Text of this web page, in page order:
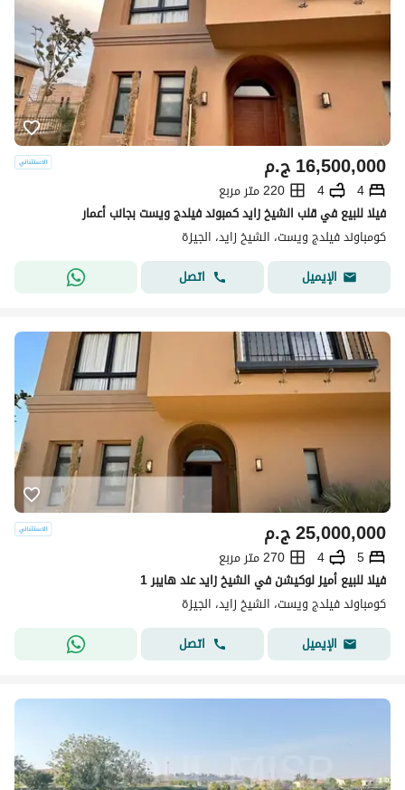
ج.م16,500,000
4
4
220 متر مربع
فيلا للبيع في قلب الشيخ زايد كمبوند فيلدج ويست بجانب أعمار
كومباوند فيلدج ويست، الشيخ زايد، الجيزة
الإيميل
اتصل
ج.م25,000,000
5
4
270 متر مربع
فيلا للبيع أميز لوكيشن في الشيخ زايد عند هايبر 1
كومباوند فيلدج ويست، الشيخ زايد، الجيزة
الإيميل
اتصل